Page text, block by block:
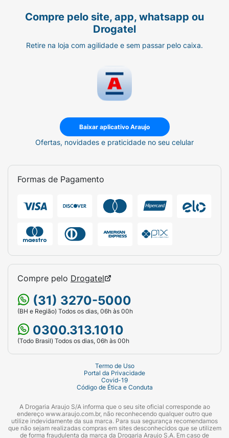
Compre pelo site, app, whatsapp ou
Drogatel
Retire na loja com agilidade e sem passar pelo caixa.
Baixar aplicativo Araujo
Ofertas, novidades e praticidade no seu celular
Formas de Pagamento
Compre pelo Drogatel
(31) 3270-5000
(BH e Região) Todos os dias, 06h às 00h
0300.313.1010
(Todo Brasil) Todos os dias, 06h às 00h
Termo de Uso
Portal da Privacidade
Covid-19
Código de Ética e Conduta
A Drogaria Araujo S/A informa que o seu site oficial corresponde ao
endereço www.araujo.com.br, não reconhecendo qualquer outro que
utilize indevidamente da sua marca. Para sua segurança recomendamos
que não sejam realizadas compras em sites desconhecidos que se utilizem
de forma fraudulenta da marca da Drogaria Araujo S.A. Em caso de